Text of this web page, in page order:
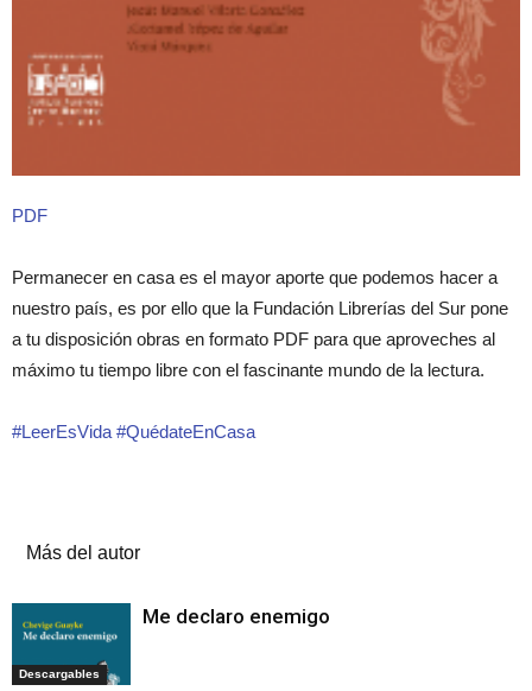
PDF
Permanecer en casa es el mayor aporte que podemos hacer a
nuestro país, es por ello que la Fundación Librerías del Sur pone
a tu disposición obras en formato PDF para que aproveches al
máximo tu tiempo libre con el fascinante mundo de la lectura.
#LeerEsVida #QuédateEnCasa
Más del autor
Descargables
Me declaro enemigo